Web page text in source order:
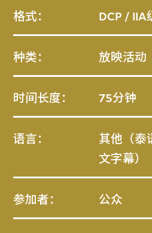
格式： DCP / IIA
种类： 放映活动
时间长度： 75分钟
语言：
其他（泰
文字幕）
参加者： 公众